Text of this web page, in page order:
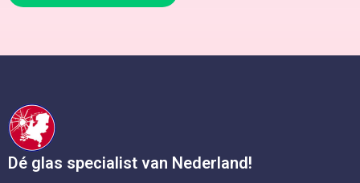
Dé glas specialist van Nederland!